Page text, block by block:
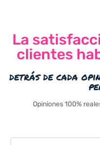
La
clientes
detrás de cada
Opiniones 100%